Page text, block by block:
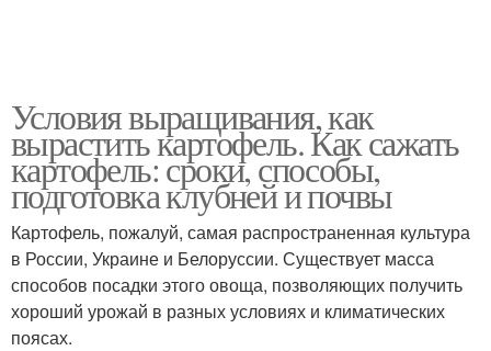
Условия выращивания, как
вырастить картофель. Как сажать
картофель: сроки, способы,
подготовка клубней и почвы
Картофель, пожалуй, самая распространенная культура
в России, Украине и Белоруссии. Существует масса
способов посадки этого овоща, позволяющих получить
хороший урожай в разных условиях и климатических
поясах.